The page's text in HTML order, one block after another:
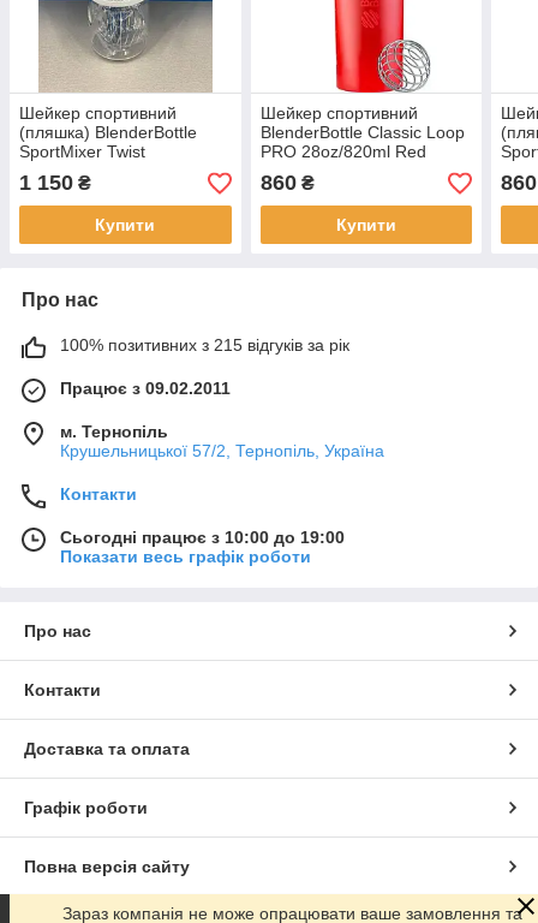
Шейкер спортивний
(пляшка) BlenderBottle
SportMixer Twist
20oz/590ml White
1 150 ₴
Купити
Шейкер спортивний
BlenderBottle Classic Loop
PRO 28oz/820ml Red
(500482)
860₴
Купити
860
Про нас
100% позитивних з 215 відгуків за рік
Працює з 09.02.2011
м. Тернопіль
Крушельницької 57/2, Тернопіль, Україна
Контакти
Сьогодні працює з 10:00 до 19:00
Показати весь графік роботи
Про нас
Контакти
Доставка та оплата
Графік роботи
Повна версія сайту
Зараз компанія не може опрацювати ваше замовлення та